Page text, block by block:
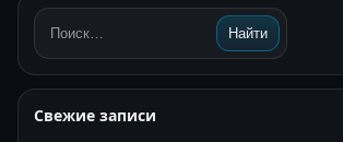
Поиск: Найти
Свежие записи